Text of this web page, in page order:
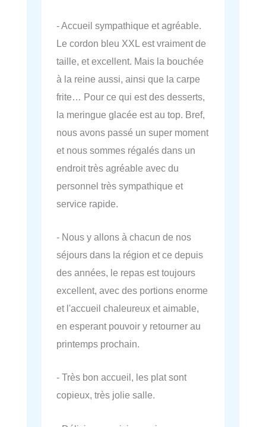
- Accueil sympathique et agréable.
Le cordon bleu XXL est vraiment de
taille, et excellent. Mais la bouchée
à la reine aussi, ainsi que la carpe
frite… Pour ce qui est des desserts,
la meringue glacée est au top. Bref,
nous avons passé un super moment
et nous sommes régalés dans un
endroit très agréable avec du
personnel très sympathique et
service rapide.
- Nous y allons à chacun de nos
séjours dans la région et ce depuis
des années, le repas est toujours
excellent, avec des portions enorme
et l'accueil chaleureux et aimable,
en esperant pouvoir y retourner au
printemps prochain.
- Très bon accueil, les plat sont
copieux, très jolie salle.